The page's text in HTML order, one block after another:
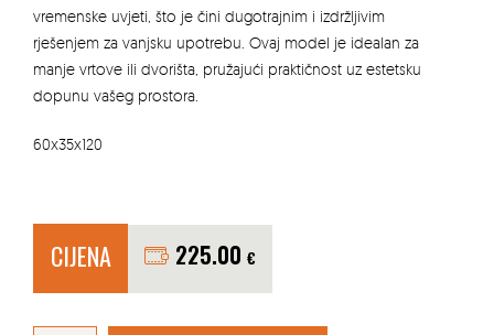
vremenske uvjeti, što je čini dugotrajnim i izdržljivim
rješenjem za vanjsku upotrebu. Ovaj model je idealan za
manje vrtove ili dvorišta, pružajući praktičnost uz estetsku
dopunu vašeg prostora.
60x35x120
CIJENA 225.00 €
BETONSKA